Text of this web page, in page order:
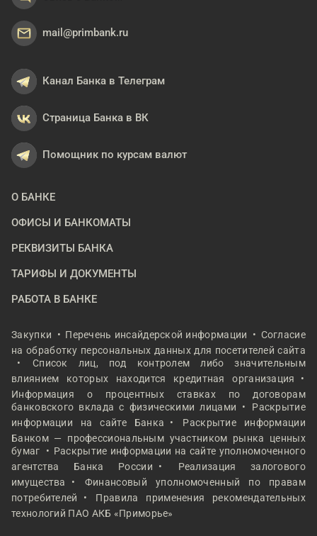
mail@primbank.ru
Канал Банка в Телеграм
Страница Банка в ВК
Помощник по курсам валют
О БАНКЕ
ОФИСЫ И БАНКОМАТЫ
РЕКВИЗИТЫ БАНКА
ТАРИФЫ И ДОКУМЕНТЫ
РАБОТА В БАНКЕ
Закупки Перечень инсайдерской информации
Согласие
на обработку персональных данных для посетителей сайта
Список лиц, под контролем либо значительным
влиянием которых находится кредитная организация
Информация о процентных ставках по договорам
банковского вклада с физическими лицами
Раскрытие
информации на сайте Банка
Раскрытие информации
Банком — профессиональным участником рынка ценных
бумаг
Раскрытие информации на сайте уполномоченного
агентства Банка России
Реализация залогового
имущества
Финансовый уполномоченный по правам
потребителей
Правила применения рекомендательных
технологий ПАО АКБ «Приморье»